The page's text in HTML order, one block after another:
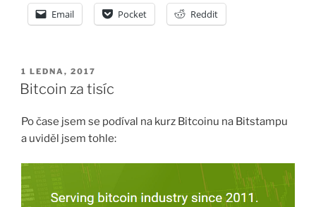
Email Pocket Reddit
PUBLIKOVÁNO
1 LEDNA, 2017
Bitcoin za tisíc
Po čase jsem se podíval na kurz Bitcoinu na Bitstampu
a uviděl jsem tohle: